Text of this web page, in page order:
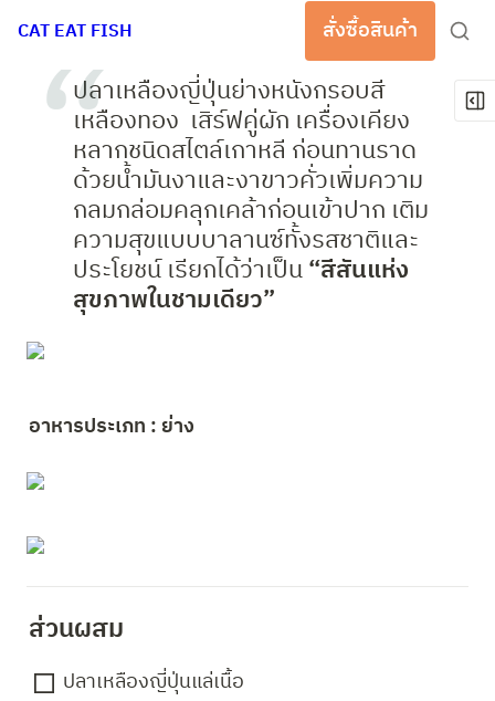
CAT EAT FISH สั่งซื้อสินค้า
ปลาเหลืองญี่ปุ่นย่างหนังกรอบสี
เหลืองทอง  เสิร์ฟคู่ผัก เครื่องเคียง
หลากชนิดสไตล์เกาหลี ก่อนทานราด
ด้วยน้ำมันงาและงาขาวคั่วเพิ่มความ
กลมกล่อมคลุกเคล้าก่อนเข้าปาก เติม
ความสุขแบบบาลานซ์ทั้งรสชาติและ
ประโยชน์ เรียกได้ว่าเป็น “สีสันแห่ง
สุขภาพในชามเดียว”
อาหารประเภท : ย่าง
ส่วนผสม
ปลาเหลืองญี่ปุ่นแล่เนื้อ